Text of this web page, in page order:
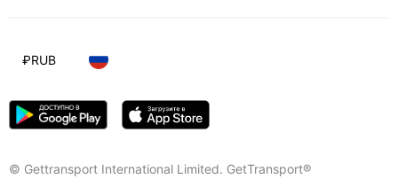
© Gettransport International Limited. GetTransport®
₽RUB